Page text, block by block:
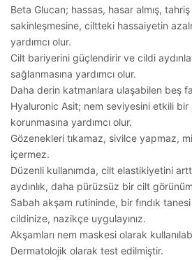
Beta Glucan; hassas, hasar almış,
sakinleşmesine, ciltteki hassaiyetin
yardımcı olur.
Cilt bariyerini güçlendirir ve cildi
sağlanmasına yardımcı olur.
Daha derin katmanlara ulaşabilen beş
Hyaluronic Asit; nem seviyesini etkili bir
korunmasına yardımcı olur.
Gözenekleri tıkamaz, sivilce yapmaz,
içermez.
Düzenli kullanımda, cilt elastikiyetini
aydınlık, daha pürüzsüz bir cilt
Sabah akşam rutininde, bir fındık
cildinize, nazikçe uygulayınız.
Akşamları nem maskesi olarak
Dermatolojik olarak test edilmiştir.